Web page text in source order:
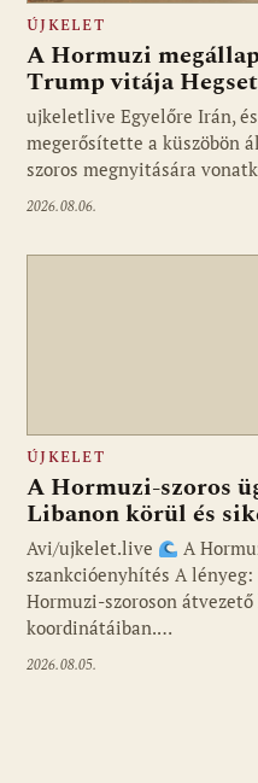
Fotó: ujkelet.live
ÚJKELET
A Hormuzi
Trump vitája
ujkeletlive Egyelőre Irán,
megerősítette a küszöbön
szoros megnyitására
2026.08.06.
ÚJKELET
A Hormuzi-szoros
Libanon körül és
Avi/ujkelet.live
A
szankcióenyhítés A
Hormuzi-szoroson
koordinátáiban.…
2026.08.05.